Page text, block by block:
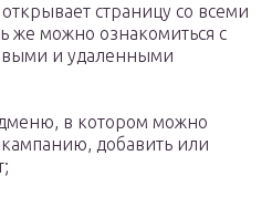
страницу со всеми
же можно ознакомиться с
и удаленными
в котором можно
добавить или